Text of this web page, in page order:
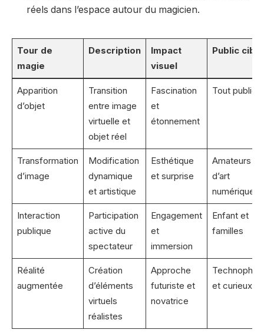
réels dans l’espace autour du magicien.
Tour de
magie
Description
Impact
visuel
Public cible
Apparition
d’objet
Transition
entre image
virtuelle et
objet réel
Fascination
et
étonnement
Tout public
Transformation
d’image
Modification
dynamique
et artistique
Esthétique
et surprise
Amateurs
d’art
numérique
Interaction
publique
Participation
active du
spectateur
Engagement
et
immersion
Enfant et
familles
Réalité
augmentée
Création
d’éléments
virtuels
réalistes
Approche
futuriste et
novatrice
et curieux